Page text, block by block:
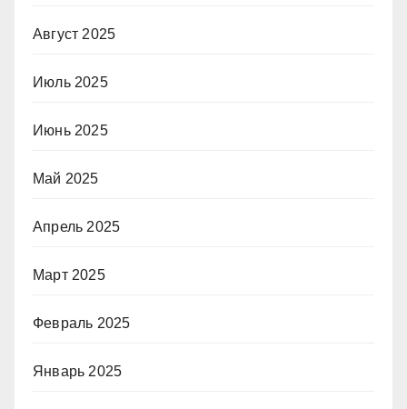
Август 2025
Июль 2025
Июнь 2025
Май 2025
Апрель 2025
Март 2025
Февраль 2025
Январь 2025